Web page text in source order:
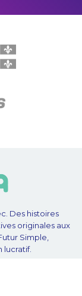
Des histoires
originales aux
Simple,
lucratif.